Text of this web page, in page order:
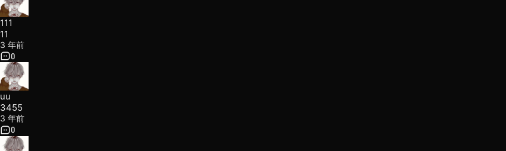
111
11
3 年前
0
uu
3455
3 年前
0